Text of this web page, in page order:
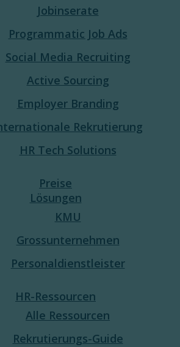
Jobinserate
Programmatic Job Ads
Social Media Recruiting
Active Sourcing
Employer Branding
Rekrutierung
HR Tech Solutions
Preise
Lösungen
KMU
Grossunternehmen
Personaldienstleister
HR-Ressourcen
Alle Ressourcen
Rekrutierungs-Guide